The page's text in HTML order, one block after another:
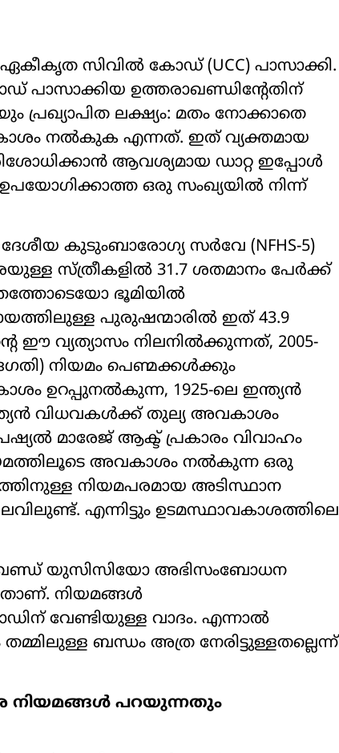
സിവിൽ കോഡ് (UCC) പാസാക്കി.
പാസാക്കിയ ഉത്തരാഖണ്ഡിന്റേതിന്
പ്രഖ്യാപിത ലക്ഷ്യം: മതം നോക്കാതെ
നൽകുക എന്നത്. ഇത് വ്യക്തമായ
ആവശ്യമായ ഡാറ്റ ഇപ്പോൾ
ഒരു സംഖ്യയിൽ നിന്ന്
ദേശീയ കുടുംബാരോഗ്യ സർവേ (NFHS-5)
സ്ത്രീകളിൽ 31.7 ശതമാനം പേർക്ക്
ഭൂമിയിൽ
പുരുഷന്മാരിൽ ഇത് 43.9
ഈ വ്യത്യാസം നിലനിൽക്കുന്നത്, 2005-
നിയമം പെണ്മക്കൾക്കും
ഉറപ്പുനൽകുന്ന, 1925-ലെ ഇന്ത്യൻ
വിധവകൾക്ക് തുല്യ അവകാശം
മാരേജ് ആക്ട് പ്രകാരം വിവാഹം
അവകാശം നൽകുന്ന ഒരു
നിയമപരമായ അടിസ്ഥാന
എന്നിട്ടും ഉടമസ്ഥാവകാശത്തിലെ
യുസിസിയോ അഭിസംബോധന
നിയമങ്ങൾ
വേണ്ടിയുള്ള വാദം. എന്നാൽ
ബന്ധം അത്ര നേരിട്ടുള്ളതല്ലെന്ന്
നിയമങ്ങൾ പറയുന്നതും